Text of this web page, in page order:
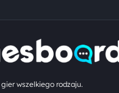
wszelkiego rodzaju.